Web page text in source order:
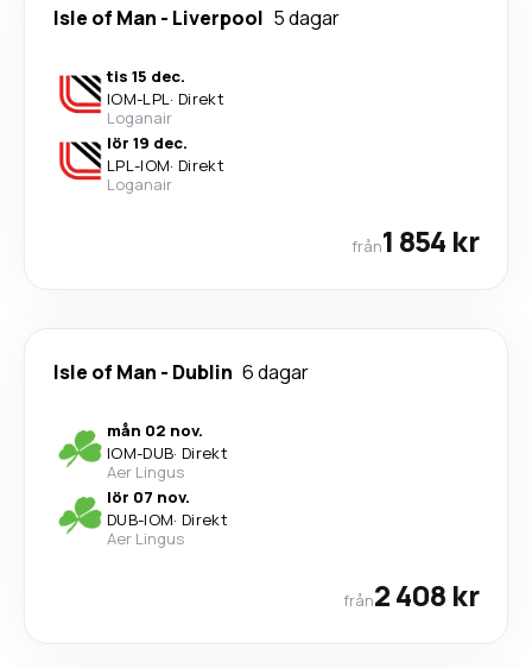
Isle of Man - Liverpool 5 dagar
tis 15 dec.
IOM-LPL· Direkt
Loganair
lör 19 dec.
LPL-IOM· Direkt
Loganair
från1 854 kr
Isle of Man - Dublin 6 dagar
mån 02 nov.
IOM-DUB· Direkt
Aer Lingus
lör 07 nov.
DUB-IOM· Direkt
Aer Lingus
från2 408 kr